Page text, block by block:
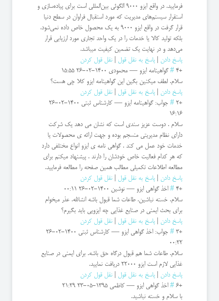
فرمایید. در واقع ایزو 9000 الگوئی بین‌المللی است برای پیاده‌سازی و
استقرار سیستم‌های مدیریت که مورد استقبال فراوان در سطح دنیا
قرار گرفت در واقع ایزو 9000 به یک محصول خاص داده نمی‌شود،
بلکه تولید کالا یا خدمات را در یک واحد تجاری مورد ارزیابی قرار
می‌دهد و در نهایت یک تضمین کیفیت میباشد.
پاسخ دادن
پاسخ به نقل قول
نقل قول کردن
+4
# گواهینامه ایزو — محمودی 1400-02-26 15:55
سلام. لطف میکنین بگین این گواهینامه ایزو کلا چی هست؟
پاسخ دادن
پاسخ به نقل قول
نقل قول کردن
+2
# جواب: گواهینامه ایزو — کارشناس ثبتی
1400-02-26
16:16
سلام . دوست عزیز سندی است که نشان می دهد یک شرکت
دارای نظام مدیریتی منسجم بوده و جهت ارائه ی محصولات یا
خدمات خود عمل می کند . گواهی نامه ی ایزو انواع مختلفی دارد
که هر کدام فعالیت خاص خودشان را دارند . پیشنهاد میکنم برای
مطالعه اطلاعات تکمیلی مطالب همین صفحه را مطالعه فرمایید.
پاسخ دادن
پاسخ به نقل قول
نقل قول کردن
+4
# اخذ گواهی ایزو — نوشین 1400-02-26 00:11
سلام. خسته نباشین. طاعات شما قبول باشه انشالله. عذر میخوام
برای بحث ایمنی در صنایع غذایی چه ایزویی باید بگیرم؟
پاسخ دادن
پاسخ به نقل قول
نقل قول کردن
+3
# جواب: اخذ گواهی ایزو — کارشناس ثبتی
1400-02-26
00:22
سلام. طاعات شما هم قبول درگاه حق باشه. برای ایمنی در صنایع
غذایی لازم است ایزو 22000 دریافت نمایید.
پاسخ دادن
پاسخ به نقل قول
نقل قول کردن
+6
# اخذ گواهی ایزو — کاظمی 1395-05-23 21:29
با سلام و خسته نباشید.